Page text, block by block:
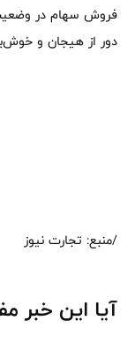
دور از هیجان و
/منبع: تجارت نیوز
آیا این خبر